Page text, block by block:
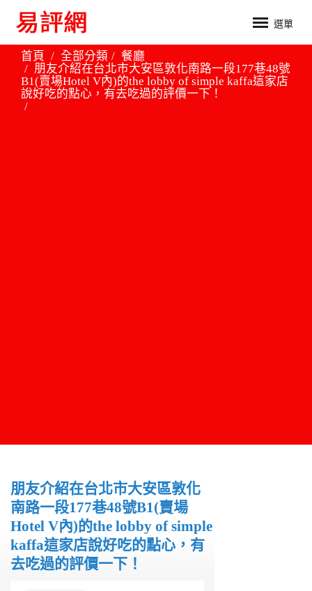
選單
首頁 全部分類
餐廳
朋友介紹在台北市大安區敦化南路一段177巷48號
B1(賣場Hotel V內)的the lobby of simple kaffa這家店
說好吃的點心，有去吃過的評價一下！
朋友介紹在台北市大安區敦化
南路一段177巷48號B1(賣場
Hotel V內)的the lobby of simple
kaffa這家店說好吃的點心，有
去吃過的評價一下！